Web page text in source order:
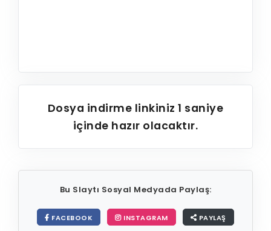
Dosya indirme linkiniz1 saniye
içinde hazır olacaktır.
Bu Slaytı Sosyal Medyada Paylaş:
FACEBOOK INSTAGRAM PAYLAŞ